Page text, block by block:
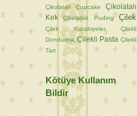
Çikolatalı Cupcake
Çikolatalı
Kek
Çikolatalı Puding Çilek
Çilek Kurabiyeler
Çilekli
Dondurma Çilekli Pasta Çilekli
Tart
Kötüye Kullanım
Bildir